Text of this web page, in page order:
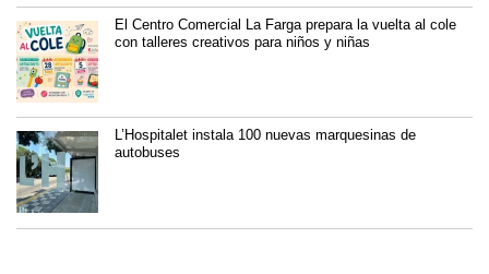
El Centro Comercial La Farga prepara la vuelta al cole
con talleres creativos para niños y niñas
L’Hospitalet instala 100 nuevas marquesinas de
autobuses